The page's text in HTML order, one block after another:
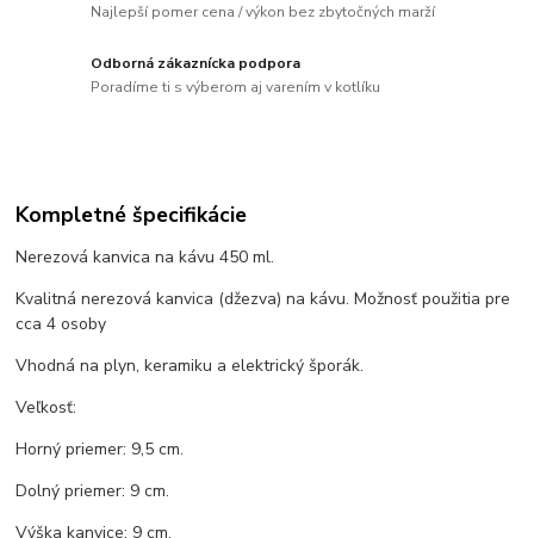
Najlepší pomer cena / výkon bez zbytočných marží
Odborná zákaznícka podpora
Poradíme ti s výberom aj varením v kotlíku
Kompletné špecifikácie
Nerezová kanvica na kávu 450 ml.
Kvalitná nerezová kanvica (džezva) na kávu. Možnosť použitia pre
cca 4 osoby
Vhodná na plyn, keramiku a elektrický šporák.
Veľkosť:
Horný priemer: 9,5 cm.
Dolný priemer: 9 cm.
Výška kanvice: 9 cm.